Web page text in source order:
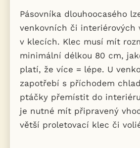
Pásovníka dlouhoocasého
venkovních či interiérových
v klecích. Klec musí mít
minimální délkou 80 cm,
platí, že více = lépe. U
zapotřebí s příchodem
ptáčky přemístit do
je nutné mít připravený
větší proletovací klec či